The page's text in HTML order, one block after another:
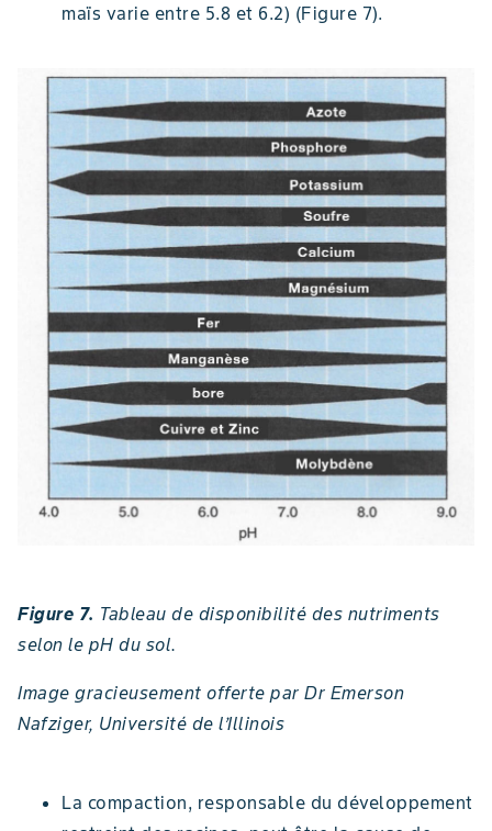
maïs varie entre 5.8 et 6.2) (Figure 7).
Figure 7. Tableau de disponibilité des nutriments
selon le pH du sol.
Image gracieusement offerte par Dr Emerson
Nafziger, Université de l’Illinois
La compaction, responsable du développement